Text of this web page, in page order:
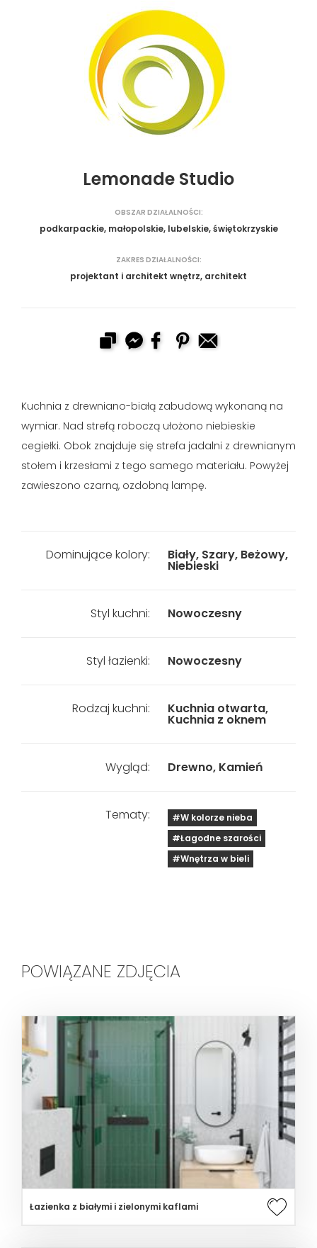
Lemonade Studio
OBSZAR DZIAŁALNOŚCI:
podkarpackie, małopolskie, lubelskie, świętokrzyskie
ZAKRES DZIAŁALNOŚCI:
projektant i architekt wnętrz, architekt
Kuchnia z drewniano-białą zabudową wykonaną na
wymiar. Nad strefą roboczą ułożono niebieskie
cegiełki. Obok znajduje się strefa jadalni z drewnianym
stołem i krzesłami z tego samego materiału. Powyżej
zawieszono czarną, ozdobną lampę.
Dominujące kolory: Biały, Szary, Beżowy,
Niebieski
Styl kuchni: Nowoczesny
Styl łazienki: Nowoczesny
Rodzaj kuchni: Kuchnia otwarta,
Kuchnia z oknem
Wygląd: Drewno, Kamień
Tematy:
#W kolorze nieba
#Łagodne szarości
#Wnętrza w bieli
POWIĄZANE ZDJĘCIA
Łazienka z białymi i zielonymi kaflami